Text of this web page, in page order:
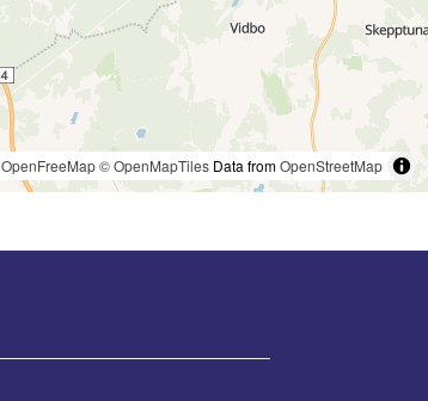
OpenFreeMap© OpenMapTiles Data fromOpenStreetMap